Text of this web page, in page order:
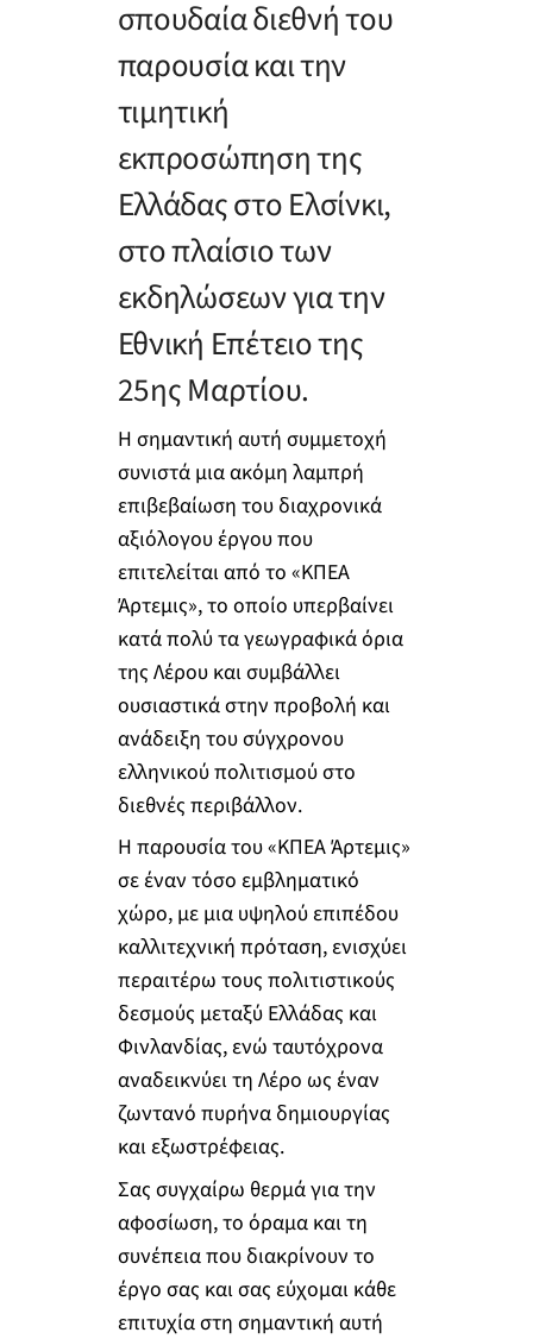
σπουδαία διεθνή του
παρουσία και την
τιμητική
εκπροσώπηση της
Ελλάδας στο Ελσίνκι,
στο πλαίσιο των
εκδηλώσεων για την
Εθνική Επέτειο της
25ης Μαρτίου.
Η σημαντική αυτή συμμετοχή
συνιστά μια ακόμη λαμπρή
επιβεβαίωση του διαχρονικά
αξιόλογου έργου που
επιτελείται από το «ΚΠΕΑ
Άρτεμις», το οποίο υπερβαίνει
κατά πολύ τα γεωγραφικά όρια
της Λέρου και συμβάλλει
ουσιαστικά στην προβολή και
ανάδειξη του σύγχρονου
ελληνικού πολιτισμού στο
διεθνές περιβάλλον.
Η παρουσία του «ΚΠΕΑ Άρτεμις»
σε έναν τόσο εμβληματικό
χώρο, με μια υψηλού επιπέδου
καλλιτεχνική πρόταση, ενισχύει
περαιτέρω τους πολιτιστικούς
δεσμούς μεταξύ Ελλάδας και
Φινλανδίας, ενώ ταυτόχρονα
αναδεικνύει τη Λέρο ως έναν
ζωντανό πυρήνα δημιουργίας
και εξωστρέφειας.
Σας συγχαίρω θερμά για την
αφοσίωση, το όραμα και τη
συνέπεια που διακρίνουν το
έργο σας και σας εύχομαι κάθε
επιτυχία στη σημαντική αυτή